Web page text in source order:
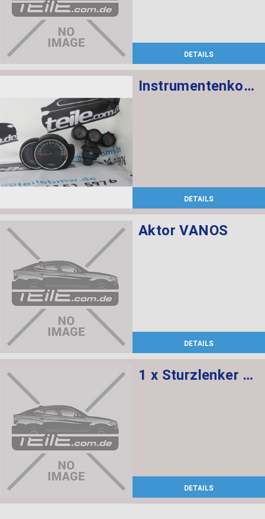
DETAILS
Instrumentenkombination KMH Chrono Paket
DETAILS
Aktor VANOS
DETAILS
1 x Sturzlenker mit Gummilager, 1 x Abdeckung rechts
DETAILS